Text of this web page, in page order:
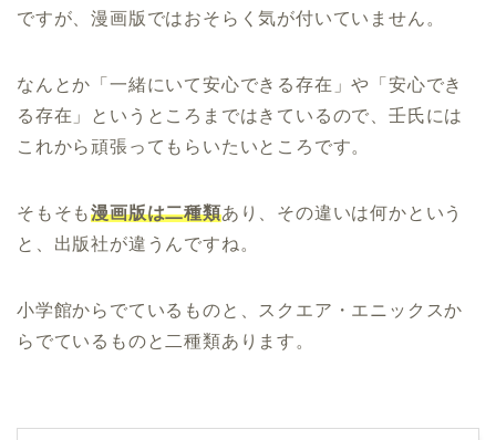
ですが、漫画版ではおそらく気が付いていません。
なんとか「一緒にいて安心できる存在」や「安心でき
る存在」というところまではきているので、壬氏には
これから頑張ってもらいたいところです。
そもそも漫画版は二種類あり、その違いは何かという
と、出版社が違うんですね。
小学館からでているものと、スクエア・エニックスか
らでているものと二種類あります。